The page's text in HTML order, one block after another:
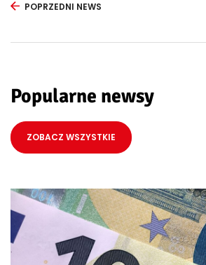
POPRZEDNI NEWS
Popularne newsy
ZOBACZ WSZYSTKIE